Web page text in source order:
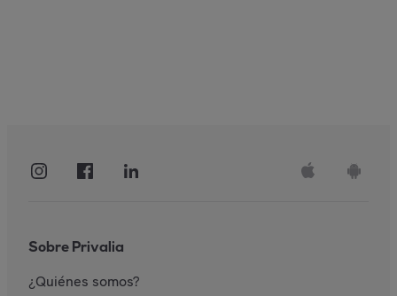
Sobre Privalia
¿Quiénes somos?